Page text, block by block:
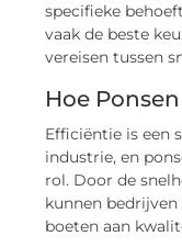
specifieke
vaak de beste
vereisen tussen
Hoe
Efficiëntie is een
industrie, en
rol. Door de
kunnen
boeten aan